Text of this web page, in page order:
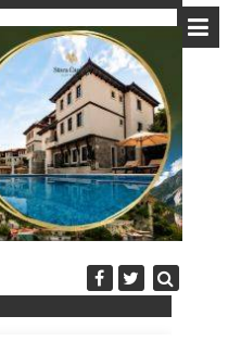
Diplomatija po